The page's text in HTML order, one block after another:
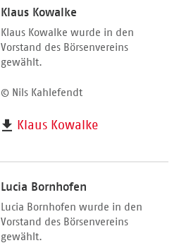
Klaus Kowalke
Klaus Kowalke wurde in den
Vorstand des Börsenvereins
gewählt.
© Nils Kahlefendt
Klaus Kowalke
Lucia Bornhofen
Lucia Bornhofen wurde in den
Vorstand des Börsenvereins
gewählt.